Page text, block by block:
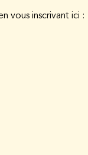
vous inscrivant ici :